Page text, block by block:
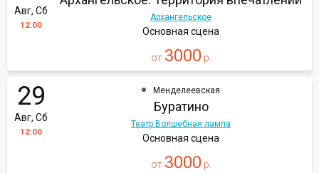
Авг, Сб
12:00
Архангельское
Основная сцена
от 3000 р.
29
Авг, Сб
12:00
Менделеевская
Буратино
Театр Волшебная лампа
Основная сцена
от 3000 р.